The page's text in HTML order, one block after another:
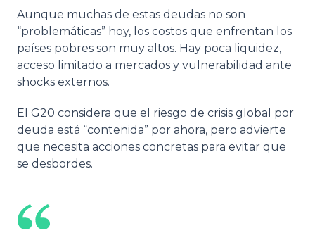
Aunque muchas de estas deudas no son
“problemáticas” hoy, los costos que enfrentan los
países pobres son muy altos. Hay poca liquidez,
acceso limitado a mercados y vulnerabilidad ante
shocks externos.
El G20 considera que el riesgo de crisis global por
deuda está “contenida” por ahora, pero advierte
que necesita acciones concretas para evitar que
se desbordes.